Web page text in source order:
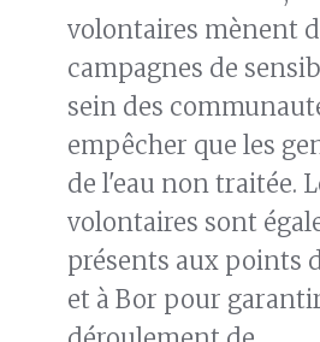
volontaires mènent
campagnes de
sein des
empêcher que les
de l'eau non traitée.
volontaires sont
présents aux points
et à Bor pour